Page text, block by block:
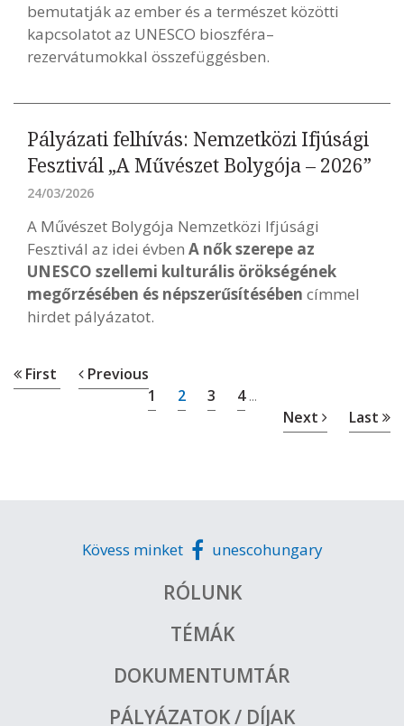
bemutatják az ember és a természet közötti
kapcsolatot az UNESCO bioszféra–
rezervátumokkal összefüggésben.
Pályázati felhívás: Nemzetközi Ifjúsági
Fesztivál „A Művészet Bolygója – 2026”
24/03/2026
A Művészet Bolygója Nemzetközi Ifjúsági
Fesztivál az idei évben A nők szerepe az
UNESCO szellemi kulturális örökségének
megőrzésében és népszerűsítésében címmel
hirdet pályázatot.
First
Previous
1
2 3 4...
Next Last
Kövess minket unescohungary
RÓLUNK
TÉMÁK
DOKUMENTUMTÁR
PÁLYÁZATOK / DÍJAK